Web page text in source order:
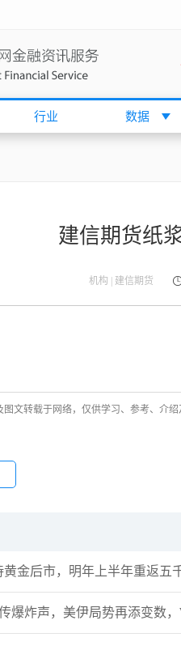
行业 数据
建信期货纸
机构 | 建信期货
图文转载于网络，仅供学习、参考、介
黄金后市，明年上半年重返五
爆炸声，美伊局势再添变数